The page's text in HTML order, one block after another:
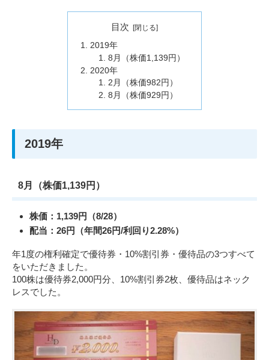
目次
2019年
8月（株価1,139円）
2020年
2月（株価982円）
8月（株価929円）
2019年
8月（株価1,139円）
株価：1,139円（8/28）
配当：26円（年間26円/利回り2.28%）
年1度の権利確定で優待券・10%割引券・優待品の3つすべて
をいただきました。
100株は優待券2,000円分、10%割引券2枚、優待品はネック
レスでした。